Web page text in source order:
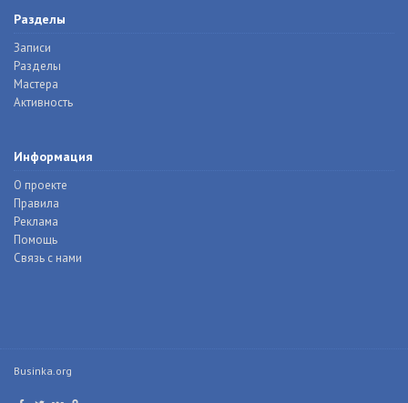
Разделы
Записи
Разделы
Мастера
Активность
Информация
О проекте
Правила
Реклама
Помощь
Связь с нами
Businka.org